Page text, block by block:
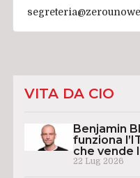
VITA DA CIO
Benjamin
funziona
che vende
22 Lug 2026